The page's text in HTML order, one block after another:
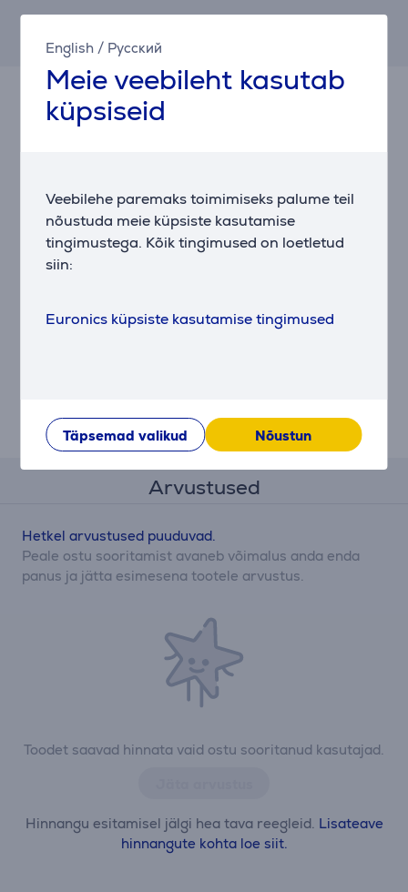
English / Русский
Meie veebileht kasutab
küpsiseid
Veebilehe paremaks toimimiseks palume teil
nõustuda meie küpsiste kasutamise
tingimustega. Kõik tingimused on loetletud
siin:
Euronics küpsiste kasutamise tingimused
Täpsemad valikud Nõustun
pakutavatest tingimustest.
Tarvikud
Electrolux - Söefilter
Arvustused
Toodet saavad hinnata vaid ostu sooritanud kasutajad.
Hinnangu esitamisel jälgi hea tava reegleid. Lisateave
hinnangute kohta loe siit.
Hetkel arvustused puuduvad.
Peale ostu sooritamist avaneb võimalus anda enda
panus ja jätta esimesena tootele arvustus.